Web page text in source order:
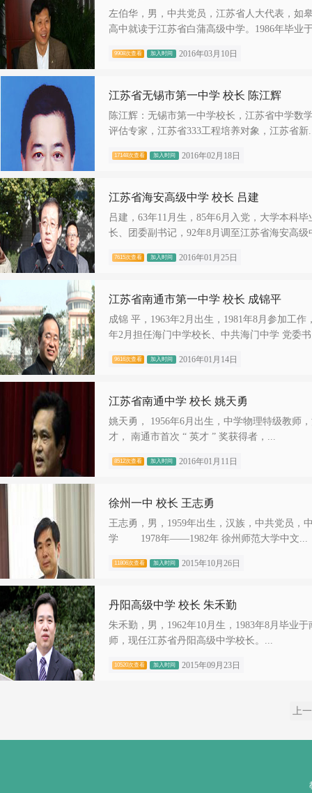
左伯华，男，中共党员，江苏省人大代表，如
高中就读于江苏省白蒲高级中学。1986年毕业
9908次查看 加入时间 2016年03月10日
江苏省无锡市第一中学 校长 陈江辉
陈江辉：无锡市第一中学校长，江苏省中学数
评估专家，江苏省333工程培养对象，江苏省新
17148次查看 加入时间 2016年02月18日
江苏省海安高级中学 校长 吕建
吕建，63年11月生，85年6月入党，大学本科
长、团委副书记，92年8月调至江苏省海安高级
7615次查看 加入时间 2016年01月25日
江苏省南通市第一中学 校长 成锦平
成锦 平，1963年2月出生，1981年8月参加工
年2月担任海门中学校长、中共海门中学 党委
9616次查看 加入时间 2016年01月14日
江苏省南通中学 校长 姚天勇
姚天勇， 1956年6月出生，中学物理特级教师
才， 南通市首次 “ 英才 ” 奖获得者，...
8512次查看 加入时间 2016年01月11日
徐州一中 校长 王志勇
王志勇，男，1959年出生，汉族，中共党员，
学 1978年——1982年 徐州师范大学中文...
11806次查看 加入时间 2015年10月26日
丹阳高级中学 校长 朱禾勤
朱禾勤，男，1962年10月生，1983年8月毕业
师，现任江苏省丹阳高级中学校长。...
10520次查看 加入时间 2015年09月23日
上